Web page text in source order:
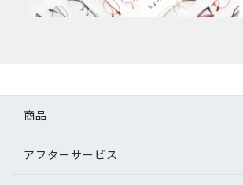
商品
アフターサービス